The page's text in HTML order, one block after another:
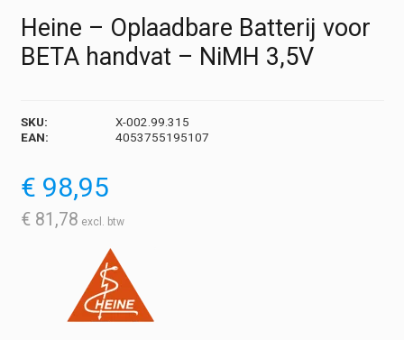
Heine – Oplaadbare Batterij voor
BETA handvat – NiMH 3,5V
SKU:
X-002.99.315
EAN:
4053755195107
€ 98,95
€ 81,78